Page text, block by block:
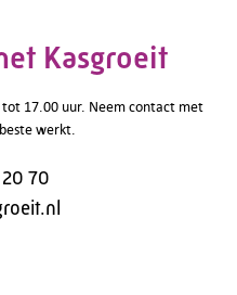
Kasgroeit
17.00 uur. Neem contact met
werkt.
70